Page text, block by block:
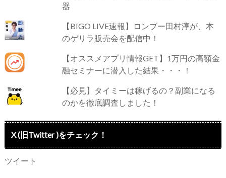
器
【BIGO LIVE速報】ロンブー田村淳が、本
のゲリラ販売会を配信中！
【オススメアプリ情報GET】1万円の高額金
融セミナーに潜入した結果・・・！
【必見】タイミーは稼げるの？副業になる
のかを徹底調査しました！
X (旧Twitter )をチェック！
ツイート